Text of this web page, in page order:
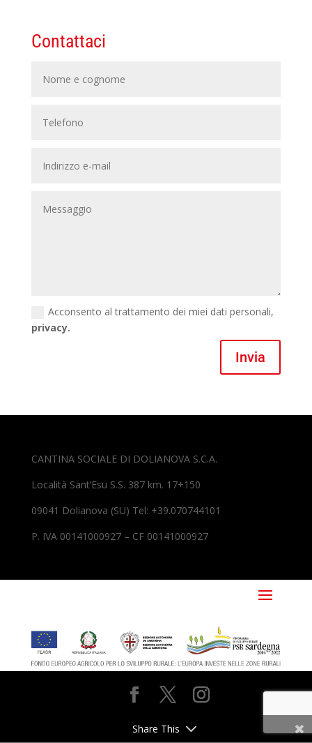
Contattaci
Acconsento al trattamento dei miei dati personali,
privacy.
Invia
CANTINA SOCIALE DI DOLIANOVA S.C.A.
Località Sant’Esu S.S. 387 km. 17+150
09041 Dolianova (SU) Tel: +39.070744101
P. IVA 00141000927 – CF 00141000927
Share This